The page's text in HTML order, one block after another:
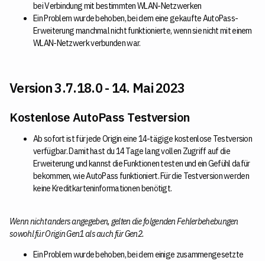
bei Verbindung mit bestimmten WLAN-Netzwerken
Ein Problem wurde behoben, bei dem eine gekaufte AutoPass-
Erweiterung manchmal nicht funktionierte, wenn sie nicht mit einem
WLAN-Netzwerk verbunden war.
Version 3.7.18.0 - 14. Mai 2023
Kostenlose AutoPass Testversion
Ab sofort ist für jede Origin eine 14-tägige kostenlose Testversion
verfügbar. Damit hast du 14 Tage lang vollen Zugriff auf die
Erweiterung und kannst die Funktionen testen und ein Gefühl dafür
bekommen, wie AutoPass funktioniert. Für die Testversion werden
keine Kreditkarteninformationen benötigt.
Wenn nicht anders angegeben, gelten die folgenden Fehlerbehebungen
sowohl für Origin Gen1 als auch für Gen2.
Ein Problem wurde behoben, bei dem einige zusammengesetzte